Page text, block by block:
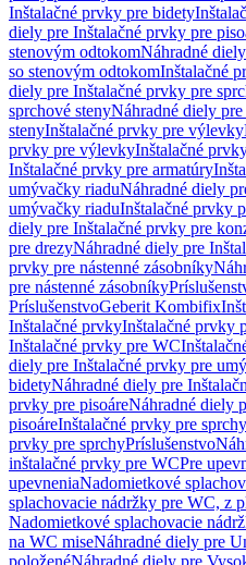
Inštalačné prvky pre bidety
diely pre Inštalačné prvky pre
stenovým odtokomNáhradné
so stenovým odtokomInštalačné
diely pre Inštalačné prvky pre
sprchové stenyNáhradné diely
stenyInštalačné prvky pre výlevky
prvky pre výlevkyInštalačné
Inštalačné prvky pre armatúry
umývačky riaduNáhradné diely
umývačky riaduInštalačné prvky
diely pre Inštalačné prvky pre
pre drezyNáhradné diely pre
prvky pre nástenné zásobníky
pre nástenné zásobníky
PríslušenstvoGeberit Kombifix
Inštalačné prvkyInštalačné prvky
Inštalačné prvky pre WC
diely pre Inštalačné prvky pre
bidetyNáhradné diely pre
prvky pre pisoáreNáhradné diely
pisoáreInštalačné prvky pre sprchy
prvky pre sprchyPríslušenstvo
inštalačné prvky pre WCPre
upevneniaNadomietkové
splachovacie nádržky pre WC, z
Nadomietkové splachovacie
na WC miseNáhradné diely pre
položenéNáhradné diely pre